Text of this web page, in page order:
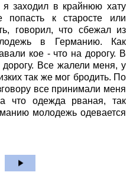
я заходил в крайнюю хату
попасть к старосте или
говорил, что сбежал из
в Германию. Как
кое - что на дорогу. В
дорогу. Все жалели меня, у
так же мог бродить. По
все принимали меня
а что одежда рваная, так
молодежь одевается